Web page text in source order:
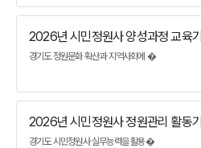
2026년 시민정원사 양성과정 교육
경기도 정원문화 확산과 지역사회에 �
2026년 시민정원사 정원관리 활동
경기도 시민정원사 실무능력을 활용�